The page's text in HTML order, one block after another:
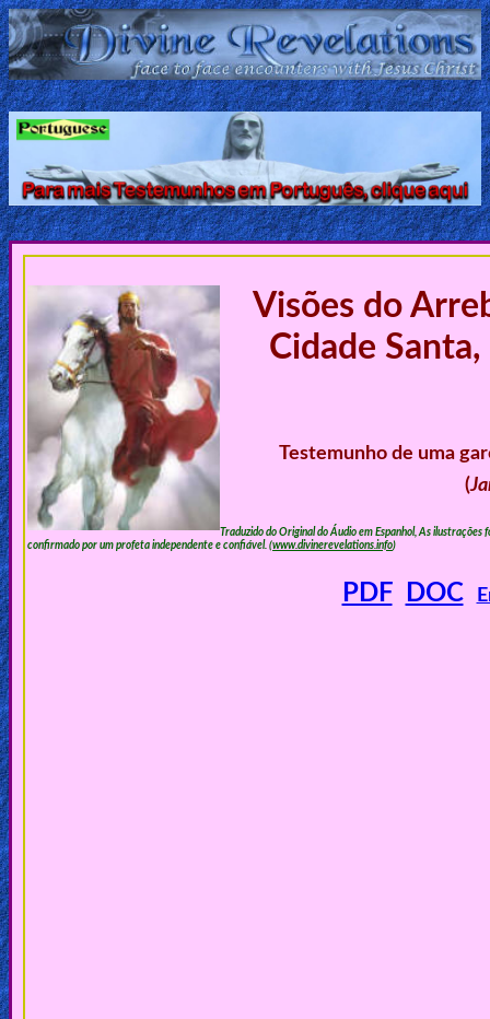
Home:
Mobile
Home: Original Style
ðŸ”
Search
Site
🎞
Christian
Netflix
🎞
Jewish
Visões do
Cidade
Testemunho de uma
(
Traduzido do Original do Áudio em Espanhol, As
confirmado por um profeta independente e confiável. (www.divinerevelations.info)
PDF DOC